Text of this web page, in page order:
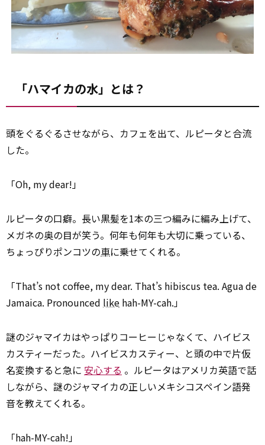
「ハマイカの水」とは？
頭をぐるぐるさせながら、カフェを出て、ルピータと合流
した。
「Oh, my dear!」
ルピータの口癖。長い黒髪を1本の三つ編みに編み上げて、
メガネの奥の目が笑う。何年も何年も大切に乗っている、
ちょっぴりポンコツの車に乗せてくれる。
「That’s not coffee, my dear. That’s hibiscus tea. Agua de
Jamaica. Pronounced like hah-MY-cah.」
謎のジャマイカはやっぱりコーヒーじゃなくて、ハイビス
カスティーだった。ハイビスカスティー、と頭の中で片仮
名変換すると急に 安心する 。ルピータはアメリカ英語で話
しながら、謎のジャマイカの正しいメキシコスペイン語発
音を教えてくれる。
「hah-MY-cah!」